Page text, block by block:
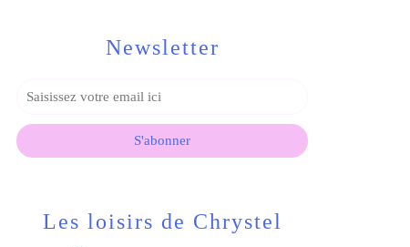
Newsletter
Les loisirs de Chrystel